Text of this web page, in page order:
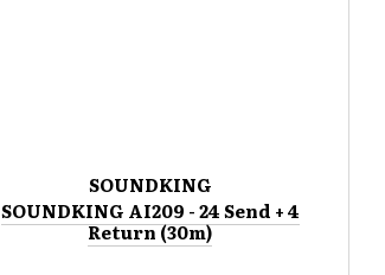
SOUNDKING
SOUNDKING AI209 - 24 Send + 4
Return (30m)